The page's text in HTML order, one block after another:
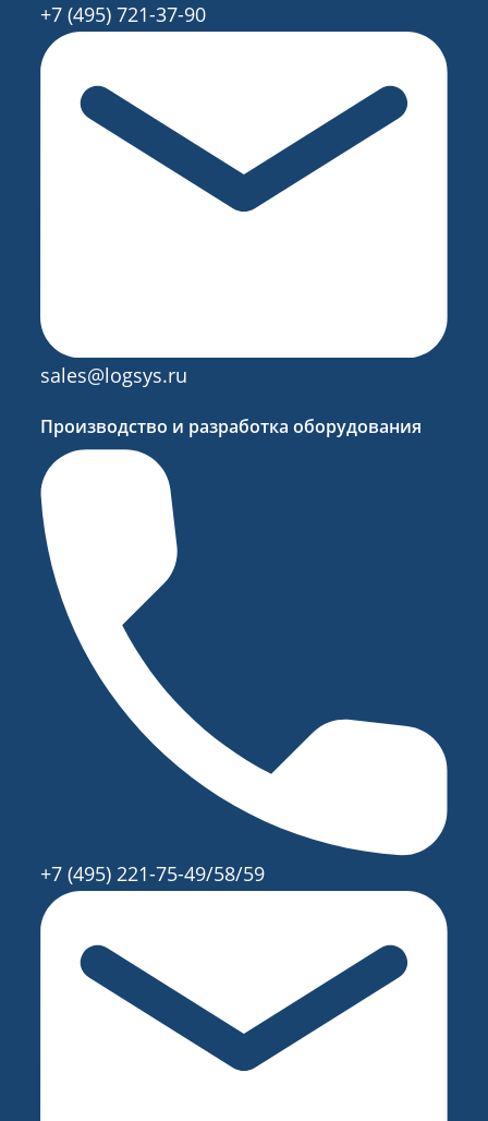
+7 (495) 721-37-90
sales@logsys.ru
Производство и разработка оборудования
+7 (495) 221-75-49/58/59